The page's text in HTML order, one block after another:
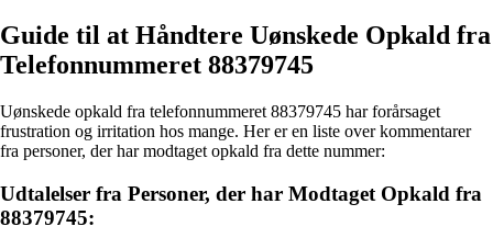
Guide til at Håndtere Uønskede Opkald fra
Telefonnummeret 88379745
Uønskede opkald fra telefonnummeret 88379745 har forårsaget
frustration og irritation hos mange. Her er en liste over kommentarer
fra personer, der har modtaget opkald fra dette nummer:
Udtalelser fra Personer, der har Modtaget Opkald fra
88379745: